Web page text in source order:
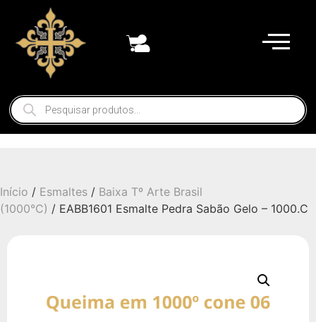
Início / Esmaltes / Baixa Tº Arte Brasil
(1000°C) / EABB1601 Esmalte Pedra Sabão Gelo – 1000.C